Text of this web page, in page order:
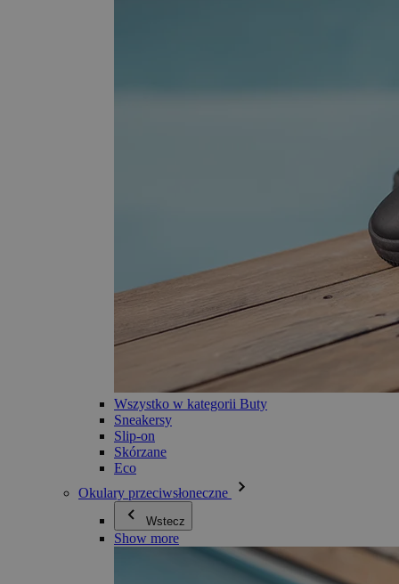
Wszystko w kategorii Buty
Sneakersy
Slip-on
Skórzane
Eco
Okulary przeciwsłoneczne
Wstecz
Show more